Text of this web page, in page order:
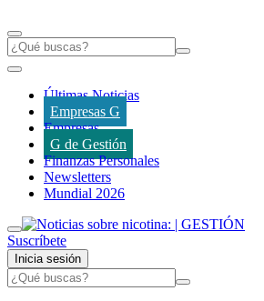
Últimas Noticias
Empresas G
Empresas
G de Gestión
Finanzas Personales
Newsletters
Mundial 2026
Suscríbete
Inicia sesión